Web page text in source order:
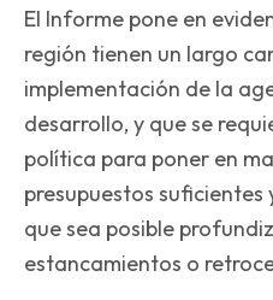
El Informe pone en
región tienen un largo
implementación de la
desarrollo, y que se
política para poner en
presupuestos
que sea posible
estancamientos o